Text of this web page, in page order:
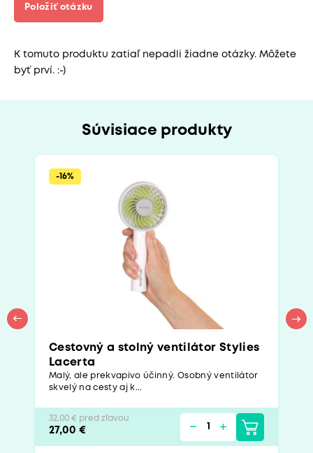
Položiť otázku
K tomuto produktu zatiaľ nepadli žiadne otázky. Môžete
byť prví. :-)
Súvisiace produkty
-16%
Cestovný a stolný ventilátor Stylies
Lacerta
Malý, ale prekvapivo účinný. Osobný ventilátor
skvelý na cesty aj k...
32,00 € pred zľavou
27,00 €